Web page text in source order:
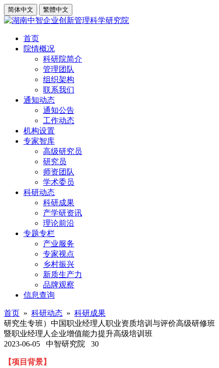
简体中文 繁體中文
首页
院情概况
科研院简介
管理团队
组织架构
联系我们
通知动态
通知公告
工作动态
机构设置
专家智库
高级研究员
研究员
师资团队
学术委员
科研动态
科研成果
产学研资讯
理论前沿
专题专栏
产业服务
专家视点
乡村振兴
新质生产力
品牌观察
信息查询
首页 » 科研动态 » 科研成果
研究生专班）中国职业经理人职业资质培训与评价高级研修班
暨职业经理人企业增值能力提升高级培训班
2023-06-05 中智研究院 30
【项目背景】